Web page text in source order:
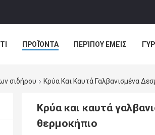
ΠΡΟΪΌΝΤΑ ΠΕΡΊΠΟΥ ΕΜΕΊΣ
σιδήρου Κρύα Και Καυτά Γαλβανισμένα
Κρύα και καυτά
θερμοκήπιο